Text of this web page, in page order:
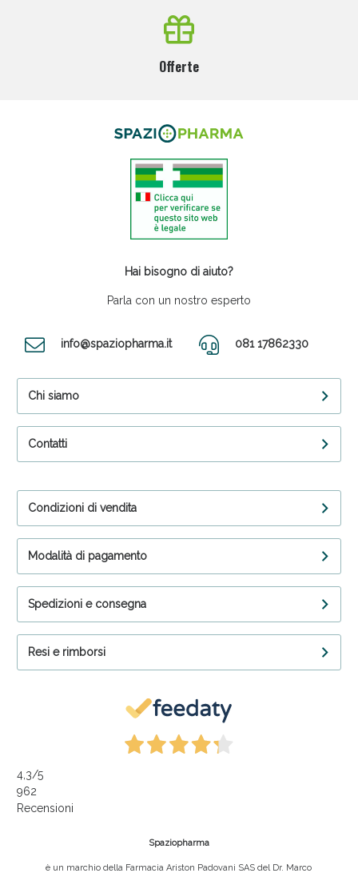
Offerte
Hai bisogno di aiuto?
Parla con un nostro esperto
info@spaziopharma.it 081 17862330
Chi siamo
Contatti
Condizioni di vendita
Modalità di pagamento
Spedizioni e consegna
Resi e rimborsi
4,3/5
962
Recensioni
Spaziopharma
è un marchio della Farmacia Ariston Padovani SAS del Dr. Marco